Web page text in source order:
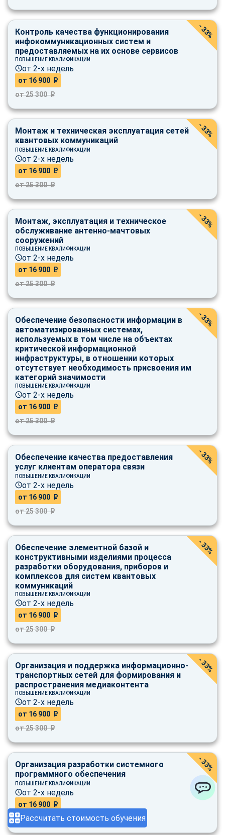
Рассчитать стоимость обучения
Контроль качества функционирования
инфокоммуникационных систем и
предоставляемых на их основе сервисов
ПОВЫШЕНИЕ КВАЛИФИКАЦИИ
от 2-х недель
от 16 900 ₽
от 25 300 ₽
- 33%
Монтаж и техническая эксплуатация сетей
квантовых коммуникаций
ПОВЫШЕНИЕ КВАЛИФИКАЦИИ
от 2-х недель
от 16 900 ₽
от 25 300 ₽
- 33%
Монтаж, эксплуатация и техническое
обслуживание антенно-мачтовых
сооружений
ПОВЫШЕНИЕ КВАЛИФИКАЦИИ
от 2-х недель
от 16 900 ₽
от 25 300 ₽
- 33%
Обеспечение безопасности информации в
автоматизированных системах,
используемых в том числе на объектах
критической информационной
инфраструктуры, в отношении которых
отсутствует необходимость присвоения им
категорий значимости
ПОВЫШЕНИЕ КВАЛИФИКАЦИИ
от 2-х недель
от 16 900 ₽
от 25 300 ₽
- 33%
Обеспечение качества предоставления
услуг клиентам оператора связи
ПОВЫШЕНИЕ КВАЛИФИКАЦИИ
от 2-х недель
от 16 900 ₽
от 25 300 ₽
- 33%
Обеспечение элементной базой и
конструктивными изделиями процесса
разработки оборудования, приборов и
комплексов для систем квантовых
коммуникаций
ПОВЫШЕНИЕ КВАЛИФИКАЦИИ
от 2-х недель
от 16 900 ₽
от 25 300 ₽
- 33%
Организация и поддержка информационно-
транспортных сетей для формирования и
распространения медиаконтента
ПОВЫШЕНИЕ КВАЛИФИКАЦИИ
от 2-х недель
от 16 900 ₽
от 25 300 ₽
- 33%
Организация разработки системного
программного обеспечения
ПОВЫШЕНИЕ КВАЛИФИКАЦИИ
от 2-х недель
от 16 900 ₽
от 25 300 ₽
- 33%
ChatApp
online
Мессенджеры
Свяжитесь с нами через любой удобный мессенджер!
Telegram WhatsApp
Vkontakte
Max